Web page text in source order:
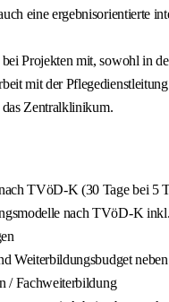
eine ergebnisorientierte
Projekten mit, sowohl in
mit der
Zentralklinikum.
TVöD-K (30 Tage bei 5
nach TVöD-K inkl.
Weiterbildungsbudget neben
/ Fachweiterbildung